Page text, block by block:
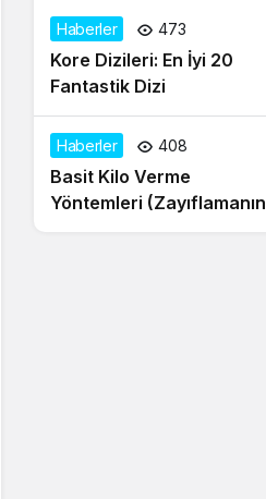
Haberler 473
Kore Dizileri: En İyi 20
Fantastik Dizi
Haberler 408
Basit Kilo Verme
Yöntemleri (Zayıflamanın